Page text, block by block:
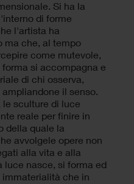
Si ha la
di forme
l'artista ha
ma che, al tempo
come mutevole,
si accompagna e
di chi osserva,
il senso.
le sculture di luce
reale per finire in
della quale la
avvolgele opere non
alla vita e alla
luce nasce, si forma ed
immaterialità che in